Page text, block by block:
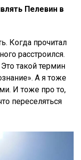
Пелевин в
Когда прочитал
расстроился.
Это такой термин
А я тоже
И тоже про то,
переселяться